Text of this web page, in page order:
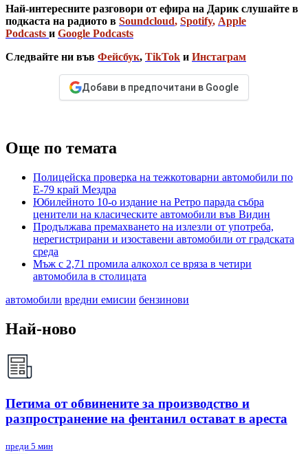
Най-интересните разговори от ефира на Дарик слушайте в
подкаста на радиото в Soundcloud, Spotify, Apple
Podcasts и Google Podcasts
Следвайте ни във Фейсбук, TikTok и Инстаграм
Добави в предпочитани в Google
Още по темата
Полицейска проверка на тежкотоварни автомобили по
Е-79 край Мездра
Юбилейното 10-о издание на Ретро парада събра
ценители на класическите автомобили във Видин
Продължава премахването на излезли от употреба,
нерегистрирани и изоставени автомобили от градската
среда
Мъж с 2,71 промила алкохол се вряза в четири
автомобила в столицата
автомобили вредни емисии бензинови
Най-ново
Петима от обвинените за производство и
разпространение на фентанил остават в ареста
преди 5 мин